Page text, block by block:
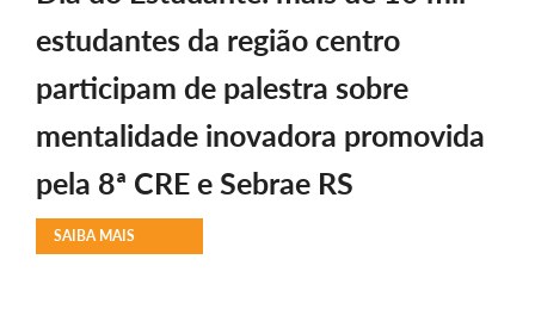
estudantes da região centro
participam de palestra sobre
mentalidade inovadora promovida
pela 8ª CRE e Sebrae RS
SAIBA MAIS